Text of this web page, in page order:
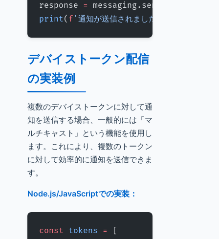
response = messaging.send(message)
print( f '通知が送信されました:
デバイストークン配信
の実装例
複数のデバイストークンに対して通
知を送信する場合、一般的には「マ
ルチキャスト」という機能を使用し
ます。これにより、複数のトークン
に対して効率的に通知を送信できま
す。
Node.js/JavaScriptでの実装：
const tokens = [